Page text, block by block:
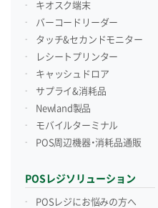
キオスク端末
バーコードリーダー
タッチ&セカンドモニター
レシートプリンター
キャッシュドロア
サプライ&消耗品
Newland製品
モバイルターミナル
POS周辺機器・消耗品通販
POSレジソリューション
POSレジにお悩みの方へ